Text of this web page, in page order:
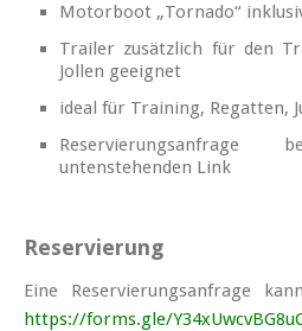
Motorboot „Tornado“
Trailer zusätzlich für den
Jollen geeignet
ideal für Training, Regatten,
untenstehenden Link
Reservierung
Eine Reservierungsanfrage
https://forms.gle/